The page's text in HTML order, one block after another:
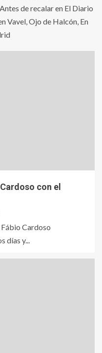
de recalar en El Diario
Vavel, Ojo de Halcón, En
con el
Cardoso
días y...